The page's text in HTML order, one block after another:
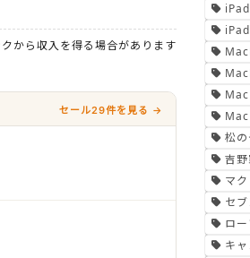
から収入を得る場合があります
セール29件を見る →
松の
吉
マ
セ
ロ
キ